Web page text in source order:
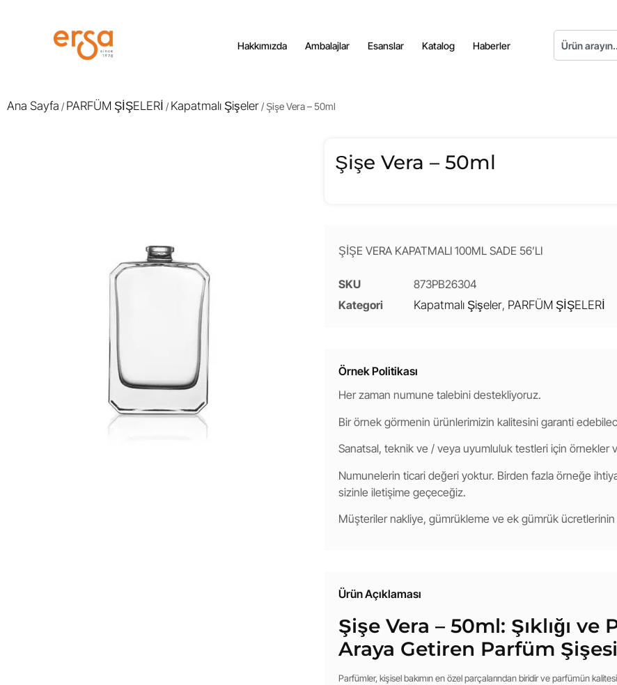
Hakkımızda Ambalajlar Esanslar Katalog Haberler
Ana Sayfa /PARFÜM ŞİŞELERİ /Kapatmalı Şişeler/ Şişe Vera – 50ml
Şişe Vera – 50ml
ŞİŞE VERA KAPATMALI 100ML SADE 56’LI
SKU
873PB26304
Kategori
Kapatmalı Şişeler, PARFÜM ŞİŞELERİ
Örnek Politikası
Her zaman numune talebini destekliyoruz.
Bir örnek görmenin ürünlerimizin kalitesini garanti
Sanatsal, teknik ve / veya uyumluluk testleri için örnekler
Numunelerin ticari değeri yoktur. Birden fazla örneğe
sizinle iletişime geçeceğiz.
Müşteriler nakliye, gümrükleme ve ek gümrük
Ürün Açıklaması
Şişe Vera – 50ml: Şıklığı
Araya Getiren Parfüm Şişesi
Parfümler, kişisel bakımın en özel parçalarından biridir ve parfümün